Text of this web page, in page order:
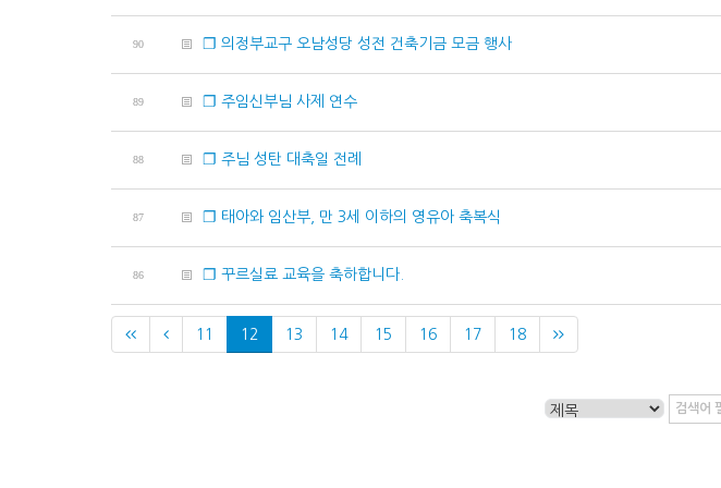
90 ❐ 의정부교구 오남성당 성전 건축기금 모금 행사
89 ❐ 주임신부님 사제 연수
88 ❐ 주님 성탄 대축일 전례
87 ❐ 태아와 임산부, 만 3세 이하의 영유아 축복식
86 ❐ 꾸르실료 교육을 축하합니다.
11 12 13 14 15 16 17 18